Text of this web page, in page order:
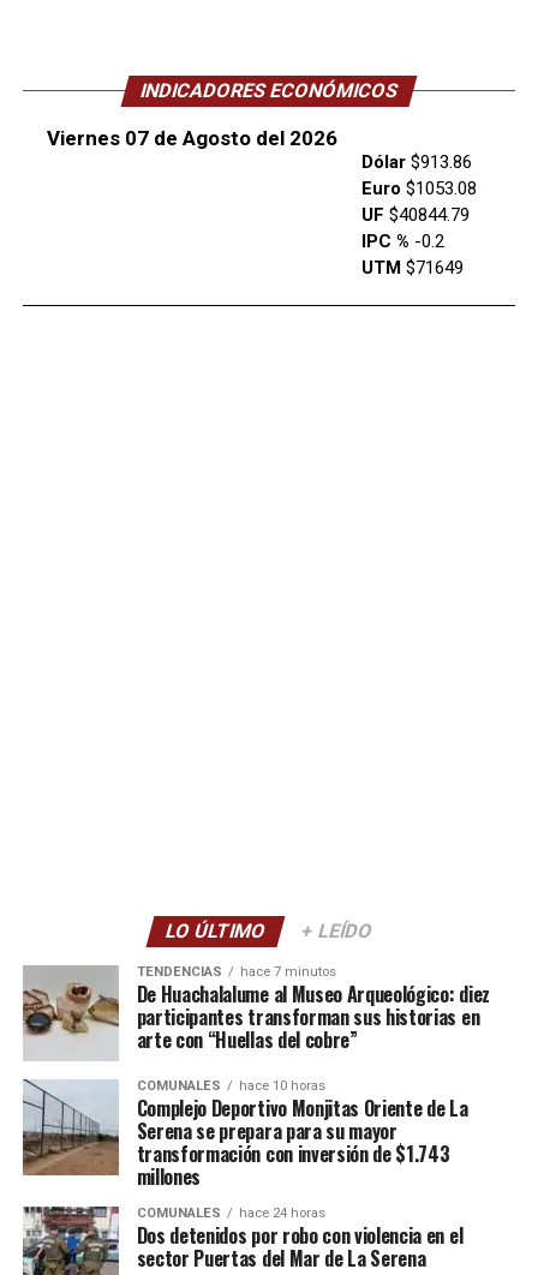
INDICADORES ECONÓMICOS
Viernes 07 de Agosto del 2026
Dólar$913.86
Euro $1053.08
UF $40844.79
IPC % -0.2
UTM $71649
LO ÚLTIMO + LEÍDO
TENDENCIAS hace 7 minutos
De Huachalalume al Museo Arqueológico: diez
participantes transforman sus historias en
arte con “Huellas del cobre”
COMUNALES hace 10 horas
Complejo Deportivo Monjitas Oriente de La
Serena se prepara para su mayor
transformación con inversión de $1.743
millones
COMUNALES hace 24 horas
Dos detenidos por robo con violencia en el
sector Puertas del Mar de La Serena